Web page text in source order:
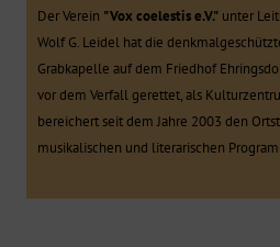
Der Verein "Vox coelestis e.V." unter
Wolf G. Leidel hat die
Grabkapelle auf dem Friedhof
vor dem Verfall gerettet, als
bereichert seit dem Jahre 2003 den
musikalischen und literarischen